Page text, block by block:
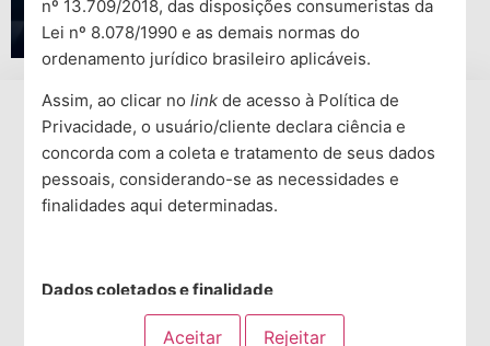
Dra. Simone Radecki - Psiquiatra - CRM PR 30291 |
RQE 21928
nº 13.709/2018, das disposições consumeristas da
Lei nº 8.078/1990 e as demais normas do
ordenamento jurídico brasileiro aplicáveis.
Assim, ao clicar nolinkde acesso à Política de
Privacidade, o usuário/cliente declara ciência e
concorda com a coleta e tratamento de seus dados
pessoais, considerando-se as necessidades e
finalidades aqui determinadas.
Dados coletados e finalidade
A Dra. Simone Radecki, através dosite